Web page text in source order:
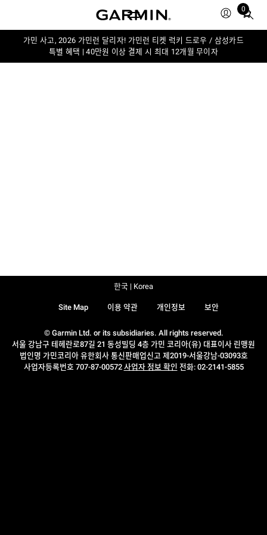
0
Total
in
가민 사고, 2026 가민런 달리자! 가민런 티켓 럭키 드로우 / 삼성카드
특별 혜택 | 40만원 이상 결제 시 최대 12개월 무이자
© Garmin Ltd. or its subsidiaries. All rights reserved.
서울 강남구 테헤란로87길 21 동성빌딩 4층 가민 코리아(유) 대표이사 린맹원
법인명 가민코리아 유한회사 통신판매업신고 제2019-서울강남-03093호
사업자등록번호 707-87-00572 사업자 정보 확인 전화: 02-2141-5855
Site Map 이용 약관 개인정보 보안
한국 | Korea